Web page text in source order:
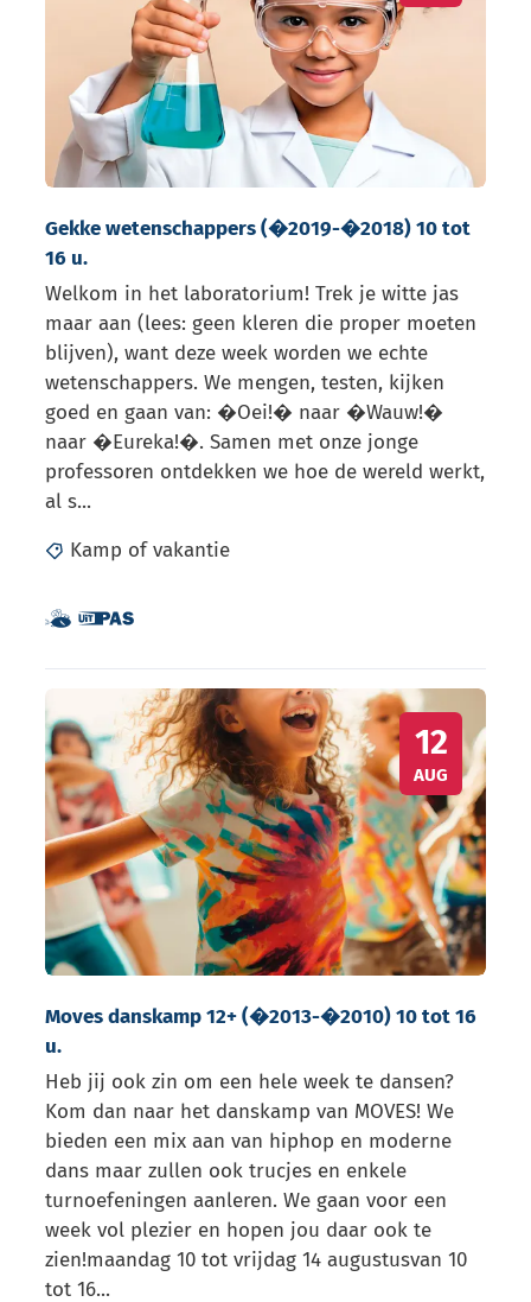
Gekke wetenschappers (�2019-�2018) 10 tot
16 u.
Welkom in het laboratorium! Trek je witte jas
maar aan (lees: geen kleren die proper moeten
blijven), want deze week worden we echte
wetenschappers. We mengen, testen, kijken
goed en gaan van: �Oei!� naar �Wauw!�
naar �Eureka!�. Samen met onze jonge
professoren ontdekken we hoe de wereld werkt,
al s...
Kamp of vakantie
Samen met kinderen eropuit!
WO
12
AUG
Moves danskamp 12+ (�2013-�2010) 10 tot 16 u.
Moves danskamp 12+ (�2013-�2010) 10 tot 16
u.
Heb jij ook zin om een hele week te dansen?
Kom dan naar het danskamp van MOVES! We
bieden een mix aan van hiphop en moderne
dans maar zullen ook trucjes en enkele
turnoefeningen aanleren. We gaan voor een
week vol plezier en hopen jou daar ook te
zien!maandag 10 tot vrijdag 14 augustusvan 10
tot 16...